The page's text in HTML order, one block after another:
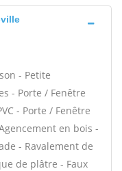
- Petite
- Porte / Fenêtre
- Porte / Fenêtre
en bois -
- Ravalement de
de plâtre - Faux